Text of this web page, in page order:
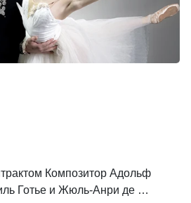
Композитор Адольф
Готье и Жюль-Анри де …